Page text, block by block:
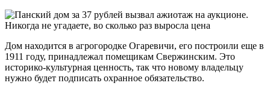
Дом находится в агрогородке Огаревичи, его построили еще в
1911 году, принадлежал помещикам Свержинским. Это
историко-культурная ценность, так что новому владельцу
нужно будет подписать охранное обязательство.